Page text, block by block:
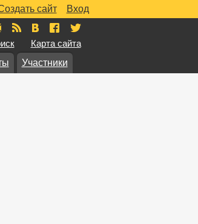
Вход
сайт
Карта сайта
Участники